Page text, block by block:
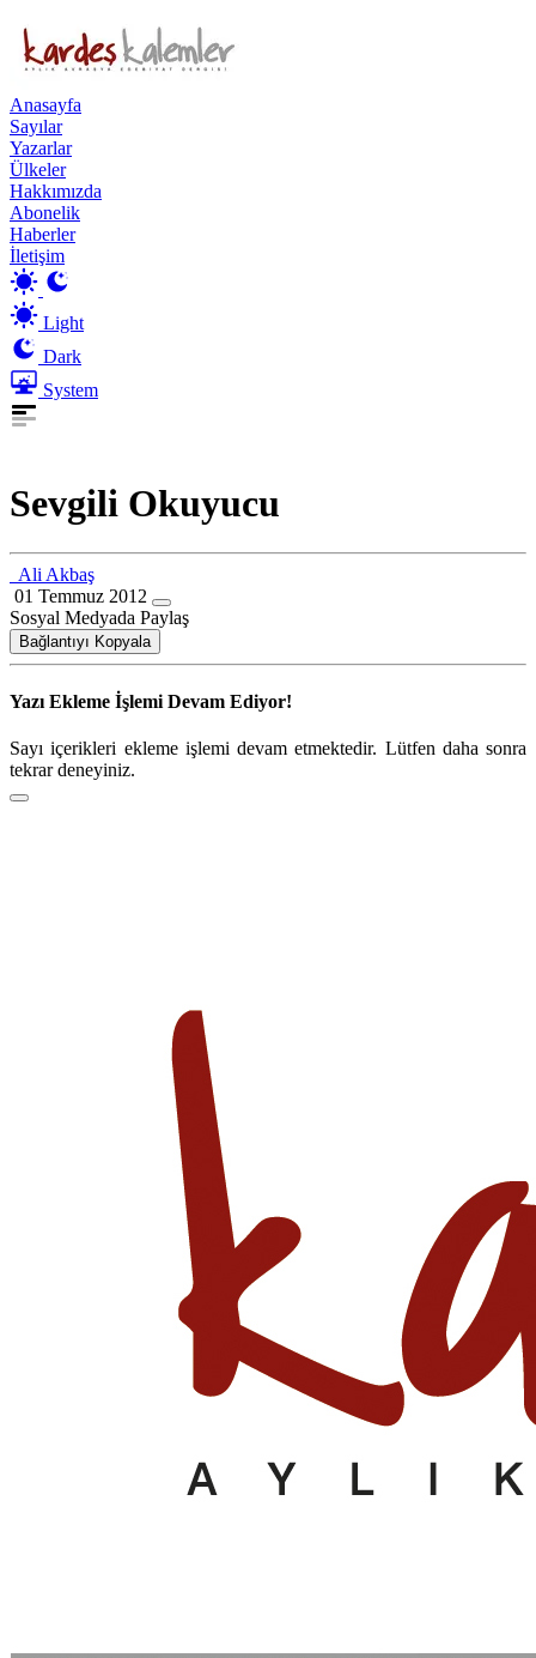
Anasayfa
Sayılar
Yazarlar
Ülkeler
Hakkımızda
Abonelik
Haberler
İletişim
Light
Dark
System
Sevgili Okuyucu
Ali Akbaş
01 Temmuz 2012
Sosyal Medyada Paylaş
Bağlantıyı Kopyala
Yazı Ekleme İşlemi Devam Ediyor!
Sayı içerikleri ekleme işlemi devam etmektedir. Lütfen daha sonra
tekrar deneyiniz.